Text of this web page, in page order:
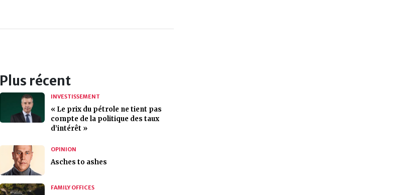
Plus récent
INVESTISSEMENT
« Le prix du pétrole ne tient pas
compte de la politique des taux
d’intérêt »
OPINION
Asches to ashes
FAMILY OFFICES